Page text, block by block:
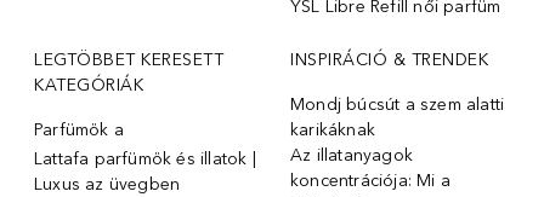
YSL Libre Refill női parfüm
LEGTÖBBET KERESETT
KATEGÓRIÁK
Parfümök ️a
Lattafa parfümök és illatok |
Luxus az üvegben
INSPIRÁCIÓ & TRENDEK
Mondj búcsút a szem alatti
karikáknak
Az illatanyagok
koncentrációja: Mi a